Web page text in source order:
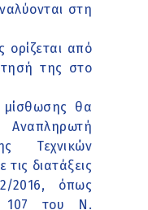
στη
ορίζεται από
της στο
θα
Τεχνικών
διατάξεις
2016, όπως
107 του Ν.